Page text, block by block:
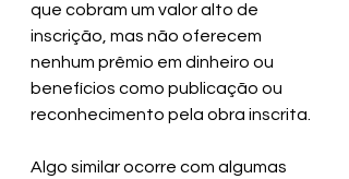
que cobram um valor alto de
inscrição, mas não oferecem
nenhum prêmio em dinheiro ou
benefícios como publicação ou
reconhecimento pela obra inscrita.
Algo similar ocorre com algumas